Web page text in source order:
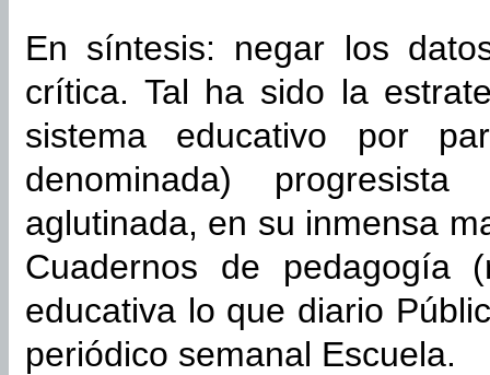
En síntesis: negar los
crítica. Tal ha sido la
sistema educativo por
denominada)
aglutinada, en su inmensa
Cuadernos de
educativa lo que diario
periódico semanal Escuela.